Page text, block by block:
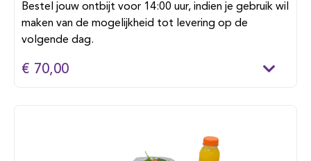
Bestel jouw ontbijt voor 14:00 uur, indien je gebruik wil
maken van de mogelijkheid tot levering op de
volgende dag.
€ 70,00